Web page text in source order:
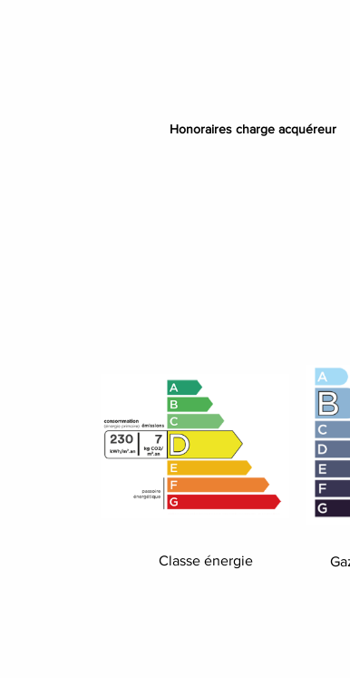
Honoraires charge acquéreur
Classe énergie